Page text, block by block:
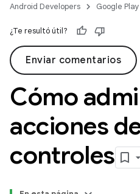
Android Developers Google Play
¿Te resultó útil?
Enviar comentarios
Cómo
acciones
controles